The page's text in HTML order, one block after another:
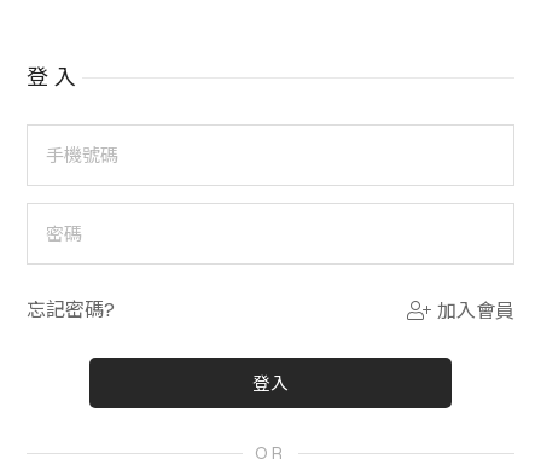
登入
手機號碼
密碼
忘記密碼? 加入會員
OR